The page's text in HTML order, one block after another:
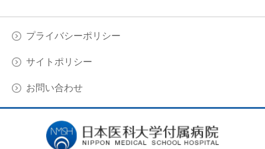
プライバシーポリシー
サイトポリシー
お問い合わせ